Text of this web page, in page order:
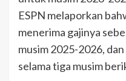
ESPN melaporkan
menerima gajinya
musim 2025-2026,
selama tiga musim